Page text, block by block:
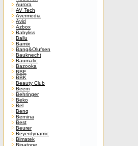
Aurora
AV Tech
Avermedia
Avid
Azbox
Babyliss
Ballu
Bamix
Bang&Olufsen
Bauknecht
Baumatic
Bazooka
BBE
BBK
Beauty Club
Beem
Behringer
Beko
Bel
Benq
Bernina
Best
Beurer
Beyerdynamic
Bimatek
Binatone